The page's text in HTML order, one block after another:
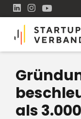
als